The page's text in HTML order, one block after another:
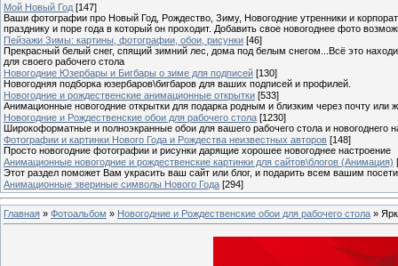
Мой Новый Год [147]
Ваши фотографии про Новый Год, Рождество, Зиму, Новогодние утренники и
празднику и поре года в который он проходит. Добавить свое новогоднее фото
Пейзажи Зимы: картины, фотографии, обои, рисунки [46]
Прекрасный белый снег, спящий зимний лес, дома под белым снегом...Всё это
для своего рабочего стола
Новогодние Юзербары и Бигбары о зиме для подписей [130]
Новогодняя подборка юзербаров\бигбаров для ваших подписей и профилей.
Новогодние и рождественские анимационные открытки [533]
Анимационные новогодние открытки для подарка родным и близким через почту или
Новогодние и Рождественские обои для рабочего стола [1230]
Широкоформатные и полноэкранные обои для вашего рабочего стола и новогоднего
Фотографии и картинки Нового Года и Рождества неизвестных авторов [148]
Просто новогодние фотографии и рисунки дарящие хорошее новогоднее настроение
Анимационные новогодние и рождественские картинки для сайтов\блогов (Анимация)
Этот раздел поможет Вам украсить ваш сайт или блог, и подарить всем вашим
Анимационные звериные символы Нового Года [294]
Главная » Фотоальбом » Новогодние и Рождественские обои для рабочего стола »